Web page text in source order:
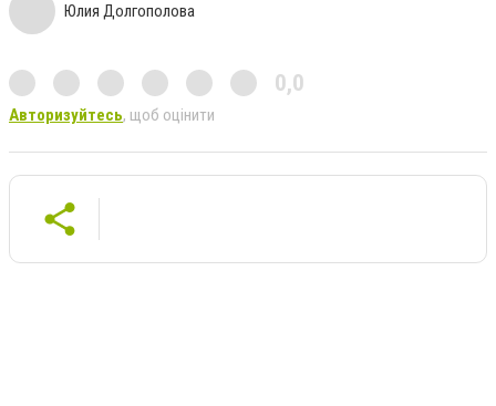
Юлия Долгополова
0,0
Авторизуйтесь, щоб оцінити